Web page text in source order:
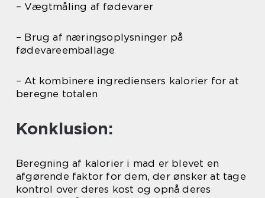
– Vægtmåling af fødevarer
– Brug af næringsoplysninger på
fødevareemballage
– At kombinere ingrediensers kalorier for at
beregne totalen
Konklusion:
Beregning af kalorier i mad er blevet en
afgørende faktor for dem, der ønsker at tage
kontrol over deres kost og opnå deres